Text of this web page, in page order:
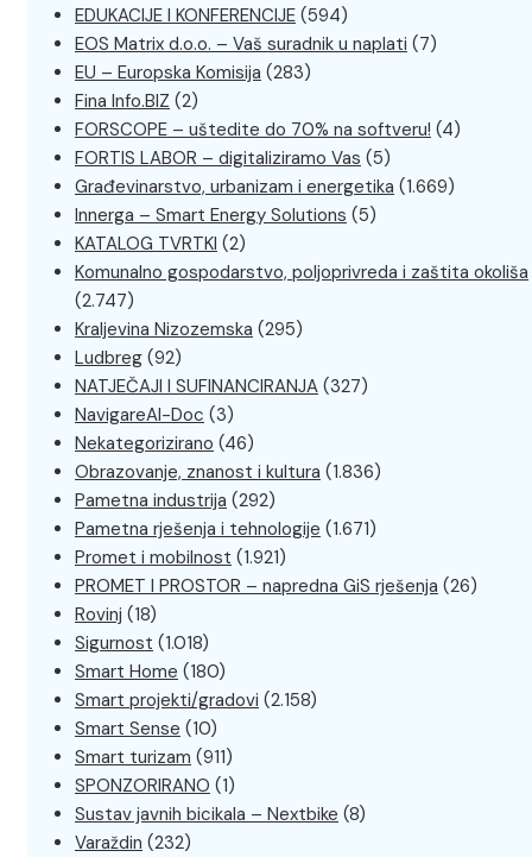
EDUKACIJE I KONFERENCIJE (594)
EOS Matrix d.o.o. – Vaš suradnik u naplati (7)
EU – Europska Komisija (283)
Fina Info.BIZ (2)
FORSCOPE – uštedite do 70% na softveru! (4)
FORTIS LABOR – digitaliziramo Vas (5)
Građevinarstvo, urbanizam i energetika (1.669)
Innerga – Smart Energy Solutions (5)
KATALOG TVRTKI (2)
Komunalno gospodarstvo, poljoprivreda i zaštita okoliša
(2.747)
Kraljevina Nizozemska (295)
Ludbreg (92)
NATJEČAJI I SUFINANCIRANJA (327)
NavigareAI-Doc (3)
Nekategorizirano (46)
Obrazovanje, znanost i kultura (1.836)
Pametna industrija (292)
Pametna rješenja i tehnologije (1.671)
Promet i mobilnost (1.921)
PROMET I PROSTOR – napredna GiS rješenja (26)
Rovinj (18)
Sigurnost (1.018)
Smart Home (180)
Smart projekti/gradovi (2.158)
Smart Sense (10)
Smart turizam (911)
SPONZORIRANO (1)
Sustav javnih bicikala – Nextbike (8)
Varaždin (232)